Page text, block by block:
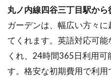
丸ノ内線四谷三丁目駅か
ガーデンは、幅広い方々
てくれます。英語対応可
くれ、24時間365日利用
す。格安な初期費用で利